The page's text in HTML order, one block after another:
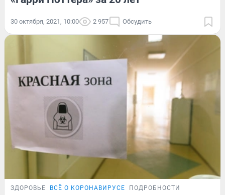
30 октября, 2021, 10:00 2 957 Обсудить
ЗДОРОВЬЕ ВСЁ О КОРОНАВИРУСЕ ПОДРОБНОСТИ